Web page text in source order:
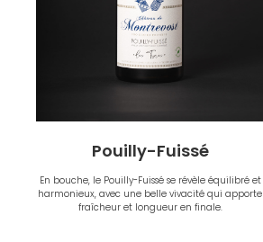
Pouilly-Fuissé
En bouche, le Pouilly-Fuissé se révèle équilibré et
harmonieux, avec une belle vivacité qui apporte
fraîcheur et longueur en finale.